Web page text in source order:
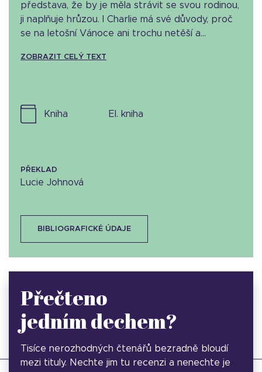
představa, že by je měla strávit se svou rodinou,
ji naplňuje hrůzou. I Charlie má své důvody, proč
se na letošní Vánoce ani trochu netěší a...
ZOBRAZIT CELÝ TEXT
kniha el. kniha
PŘEKLAD
Lucie Johnová
BIBLIOGRAFICKÉ ÚDAJE
Přečteno
jedním dechem?
Tisíce nerozhodných čtenářů bezradně bloudí
mezi tituly. Nechte jim tu recenzi a nenechte je